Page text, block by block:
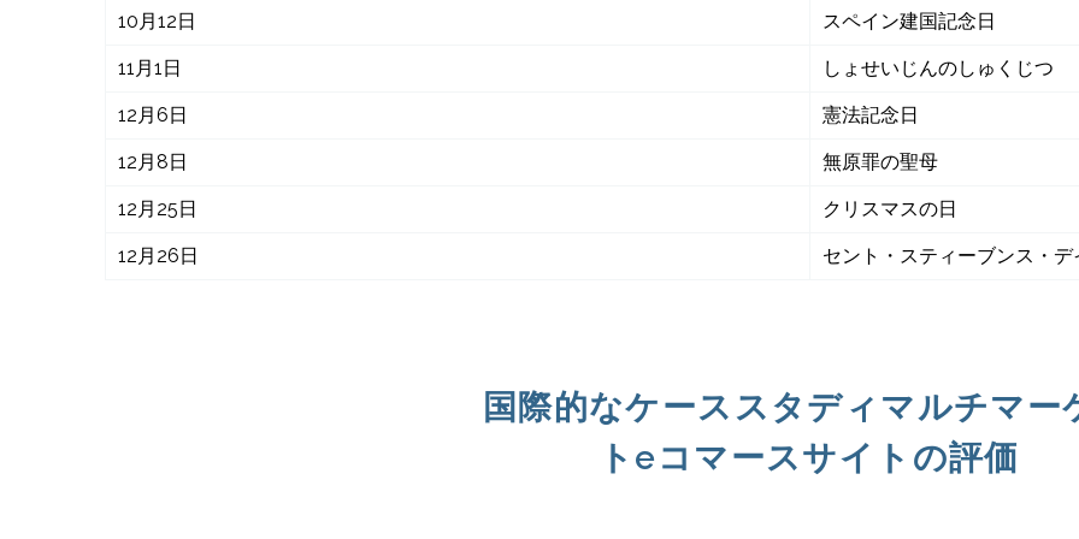
10月12日 スペイン建国記念日
11月1日 しょせいじんのしゅくじつ
12月6日 憲法記念日
12月8日 無原罪の聖母
12月25日 クリスマスの日
12月26日 セント・スティーブンス・デ
国際的なケーススタディマルチマー
トeコマースサイトの評価